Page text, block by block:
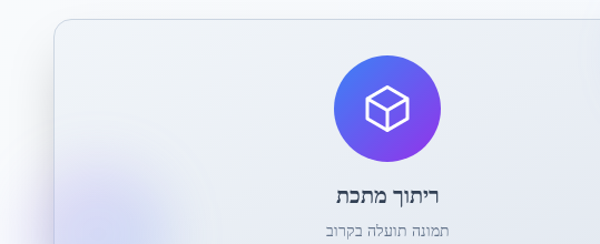
ריתוך מתכת
תמונה תועלה בקרוב